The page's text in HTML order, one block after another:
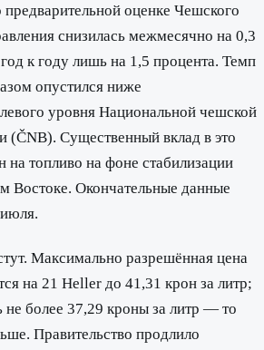
оценке Чешского
снизилась межмесячно на 0,3
к году лишь на 1,5 процента. Темп
опустился ниже
уровня Национальной чешской
(ČNB). Существенный вклад в это
на топливо на фоне стабилизации
Востоке. Окончательные данные
Максимально разрешённая цена
на 21 Heller до 41,31 крон за литр;
не более 37,29 кроны за литр — то
Правительство продлило